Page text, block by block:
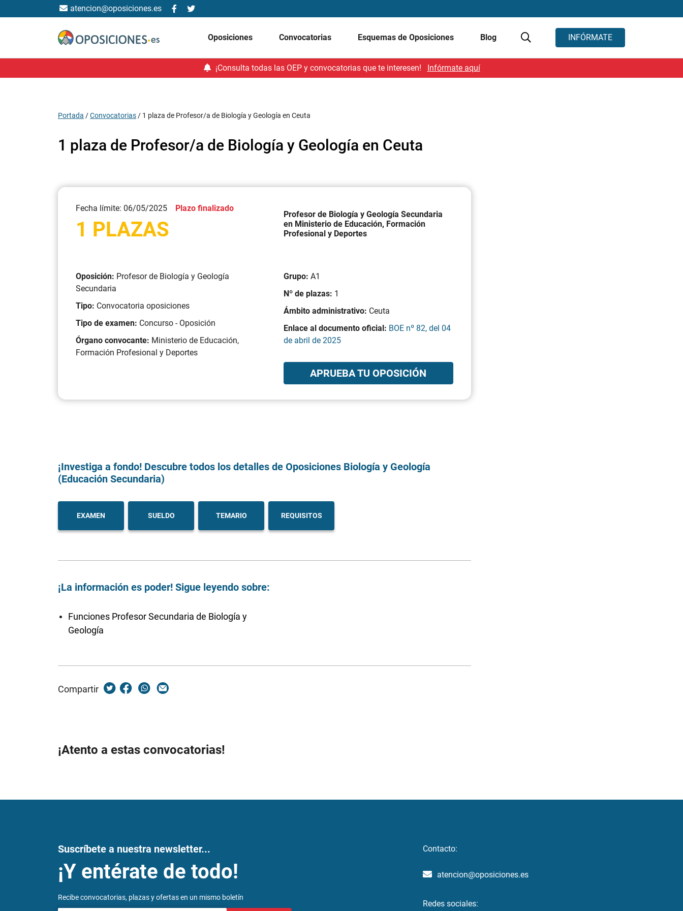
atencion@oposiciones.es
Oposiciones Convocatorias Esquemas de Oposiciones Blog INFÓRMATE
¡Consulta todas las OEP y convocatorias que te interesen! Infórmate aquí
Portada /Convocatorias / 1 plaza de Profesor/a de Biología y Geología en Ceuta
1 plaza de Profesor/a de Biología y Geología en Ceuta
Fecha límite: 06/05/2025 Plazo finalizado
1 PLAZAS
Profesor de Biología y Geología Secundaria
en Ministerio de Educación, Formación
Profesional y Deportes
Oposición: Profesor de Biología y Geología
Secundaria
Tipo: Convocatoria oposiciones
Tipo de examen: Concurso - Oposición
Órgano convocante: Ministerio de Educación,
Formación Profesional y Deportes
Grupo: A1
Nº de plazas: 1
Ámbito administrativo: Ceuta
Enlace al documento oficial: BOE nº 82, del 04
de abril de 2025
APRUEBA TU OPOSICIÓN
¡Investiga a fondo! Descubre todos los detalles de Oposiciones Biología y Geología
(Educación Secundaria)
EXAMEN SUELDO TEMARIO REQUISITOS
¡La información es poder! Sigue leyendo sobre:
Funciones Profesor Secundaria de Biología y
Geología
Compartir
¡Atento a estas convocatorias!
Suscríbete a nuestra newsletter...
¡Y entérate de todo!
Recibe convocatorias, plazas y ofertas en un mismo boletín
Contacto:
atencion@oposiciones.es
Redes sociales: